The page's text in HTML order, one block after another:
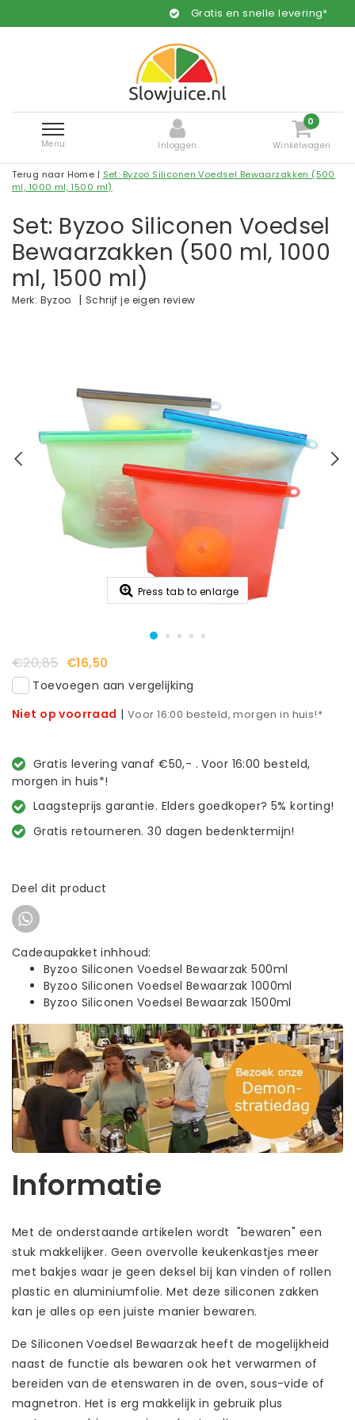
Gratis en snelle levering*
Menu Inloggen
0
Winkelwagen
Terug naar Home | Set: Byzoo Siliconen Voedsel Bewaarzakken (500
ml, 1000 ml, 1500 ml)
Set: Byzoo Siliconen Voedsel
Bewaarzakken (500 ml, 1000
ml, 1500 ml)
Merk: Byzoo | Schrijf je eigen review
Press tab to enlarge
€20,85 €16,50
Toevoegen aan vergelijking
Niet op voorraad | Voor 16:00 besteld, morgen in huis!*
Gratis levering vanaf €50,- . Voor 16:00 besteld,
morgen in huis*!
Laagsteprijs garantie. Elders goedkoper? 5% korting!
Gratis retourneren. 30 dagen bedenktermijn!
Deel dit product
Cadeaupakket inhhoud:
Byzoo Siliconen Voedsel Bewaarzak 500ml
Byzoo Siliconen Voedsel Bewaarzak 1000ml
Byzoo Siliconen Voedsel Bewaarzak 1500ml
Informatie
Met de onderstaande artikelen wordt "bewaren" een
stuk makkelijker. Geen overvolle keukenkastjes meer
met bakjes waar je geen deksel bij kan vinden of rollen
plastic en aluminiumfolie. Met deze siliconen zakken
kan je alles op een juiste manier bewaren.
De Siliconen Voedsel Bewaarzak heeft de mogelijkheid
naast de functie als bewaren ook het verwarmen of
bereiden van de etenswaren in de oven, sous-vide of
magnetron. Het is erg makkelijk in gebruik plus